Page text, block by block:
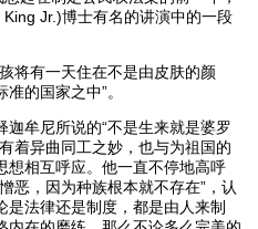
Jr.)博士有名的讲演中的一段
有一天住在不是由皮肤的颜
的国家之中”。
牟尼所说的“不是生来就是婆罗
着异曲同工之妙，也与为祖国的
想相互呼应。他一直不停地高呼
恶，因为种族根本就不存在”，认
是法律还是制度，都是由人来制